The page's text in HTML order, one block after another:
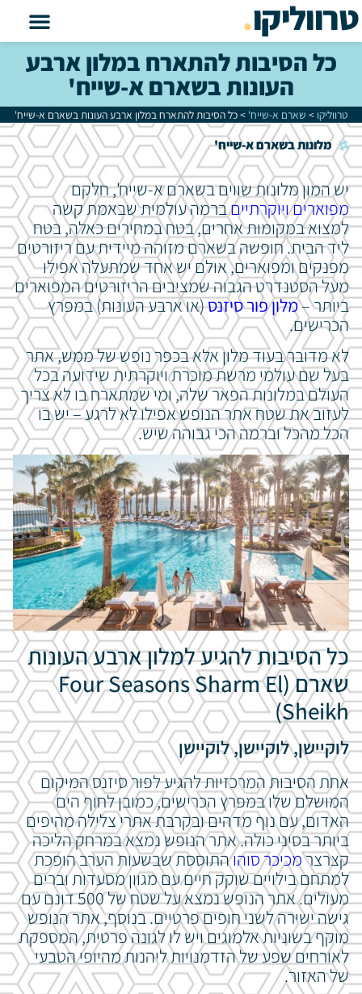
טרווליקו.
כל הסיבות להתארח במלון ארבע
העונות בשארם א-שייח'
טרווליקו > שארם א-שייח' >כל הסיבות להתארח במלון ארבע העונות בשארם א-שייח'
מלונות בשארם א-שייח'
יש המון מלונות שווים בשארם א-שייח', חלקם
מפוארים ויוקרתייםברמה עולמית שבאמת קשה
למצוא במקומות אחרים, בטח במחירים כאלה, בטח
ליד הבית. חופשה בשארם מזוהה מיידית עם ריזורטים
מפנקים ומפוארים, אולם יש אחד שמתעלה אפילו
מעל הסטנדרט הגבוה שמציבים הריזורטים המפוארים
ביותר –מלון פור סיזנס(או ארבע העונות) במפרץ
הכרישים.
לא מדובר בעוד מלון אלא בכפר נופש של ממש, אתר
בעל שם עולמי מרשת מוכרת ויוקרתית שידועה בכל
העולם במלונות הפאר שלה, ומי שמתארח בו לא צריך
לעזוב את שטח אתר הנופש אפילו לא לרגע – יש בו
הכל מהכל וברמה הכי גבוהה שיש.
כל הסיבות להגיע למלון ארבע העונות
שארם (Four Seasons Sharm El
Sheikh)
לוקיישן, לוקיישן, לוקיישן
אחת הסיבות המרכזיות להגיע לפור סיזנס המיקום
המושלם שלו במפרץ הכרישים, כמובן לחוףהים
האדום, עם נוף מדהים ובקרבת אתרי צלילה מהיפים
ביותר בסיני כולה. אתר הנופש נמצא במרחק הליכה
קצרצרמכיכר סוהוהתוססת שבשעות הערב הופכת
למתחם בילויים שוקק חיים עם מגוון מסעדות וברים
מעולים.
אתר הנופש נמצא על שטח של 500 דונם עם
גישה ישירה לשני חופים פרטיים.בנוסף, אתר הנופש
מוקף בשוניות אלמוגים ויש לו לגונה פרטית, המספקת
לאורחים שפע של הזדמנויות ליהנות מהיופי הטבעי
של האזור.